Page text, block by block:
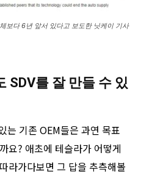
보다 6년 앞서 있다고 보도한 닛케이 기사
SDV를 잘 만들 수 있
는 기존 OEM들은 과연 목표
요? 애초에 테슬라가 어떻게
라가다보면 그 답을 추측해볼